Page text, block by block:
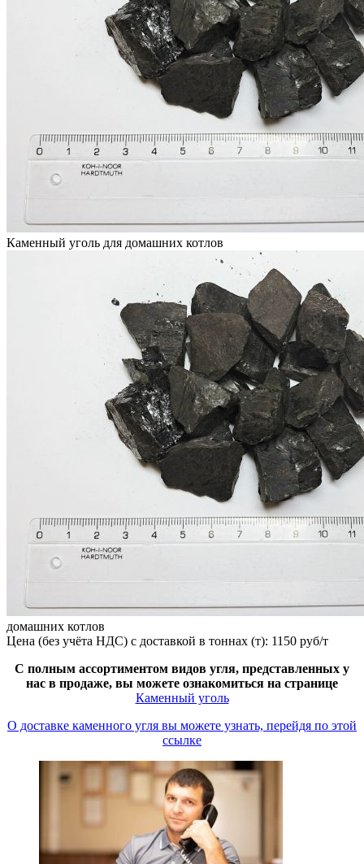
Каменный уголь для домашних котлов
домашних котлов
Цена (без учёта НДС) с доставкой в тоннах (т): 1150 руб/т
С полным ассортиментом видов угля, представленных у
нас в продаже, вы можете ознакомиться на странице
Каменный уголь
О доставке каменного угля вы можете узнать, перейдя по этой
ссылке